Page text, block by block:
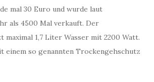
mal 30 Euro und wurde laut
als 4500 Mal verkauft. Der
maximal 1,7 Liter Wasser mit 2200 Watt.
einem so genannten Trockengehschutz